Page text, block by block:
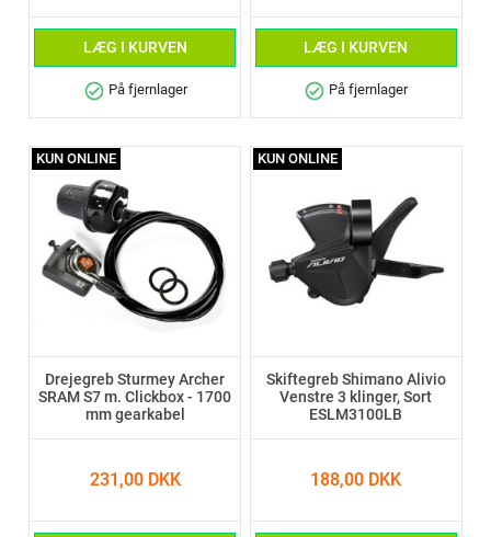
LÆG I KURVEN
check_circle På fjernlager
LÆG I KURVEN
check_circle På fjernlager
Drejegreb Sturmey Archer
SRAM S7 m. Clickbox - 1700
mm gearkabel
231,00 DKK
KUN ONLINE
Skiftegreb Shimano Alivio
Venstre 3 klinger, Sort
ESLM3100LB
188,00 DKK
KUN ONLINE